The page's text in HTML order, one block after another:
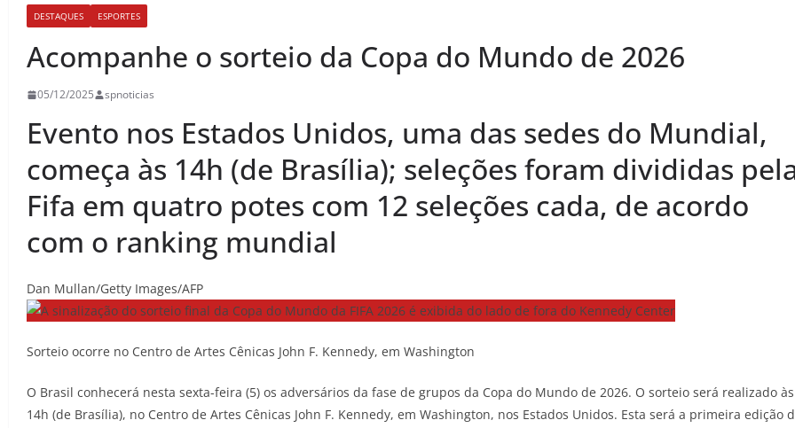
DESTAQUES ESPORTES
Acompanhe o sorteio da Copa do Mundo de 2026
05/12/2025 spnoticias
Evento nos Estados Unidos, uma das sedes do Mundial,
começa às 14h (de Brasília); seleções foram divididas
Fifa em quatro potes com 12 seleções cada, de acordo
com o ranking mundial
Dan Mullan/Getty Images/AFP
Sorteio ocorre no Centro de Artes Cênicas John F. Kennedy, em Washington
O Brasil conhecerá nesta sexta-feira (5) os adversários da fase de grupos da Copa do Mundo de 2026. O sorteio será realizado às
14h (de Brasília), no Centro de Artes Cênicas John F. Kennedy, em Washington, nos Estados Unidos. Esta será a primeira edição